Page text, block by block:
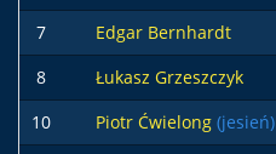
7 Edgar Bernhardt
8 Łukasz Grzeszczyk
10 Piotr Ćwielong (jesień)